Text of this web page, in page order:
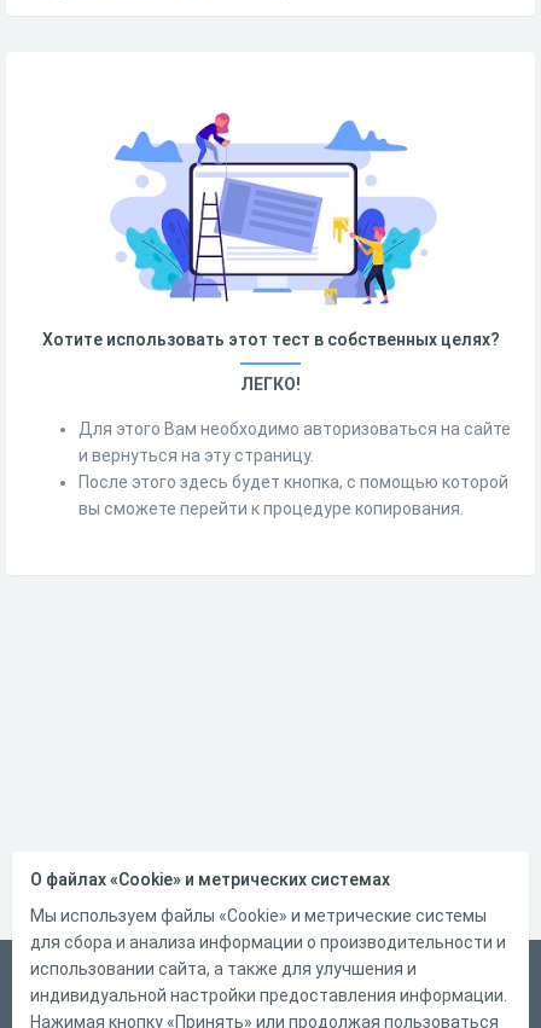
Хотите использовать этот тест в собственных целях?
ЛЕГКО!
Для этого Вам необходимо авторизоваться на сайте
и вернуться на эту страницу.
После этого здесь будет кнопка, с помощью которой
вы сможете перейти к процедуре копирования.
Русский
Справка
О файлах «Cookie» и метрических системах
Мы используем файлы «Cookie» и метрические системы
для сбора и анализа информации о производительности и
использовании сайта, а также для улучшения и
индивидуальной настройки предоставления информации.
Нажимая кнопку «Принять» или продолжая пользоваться